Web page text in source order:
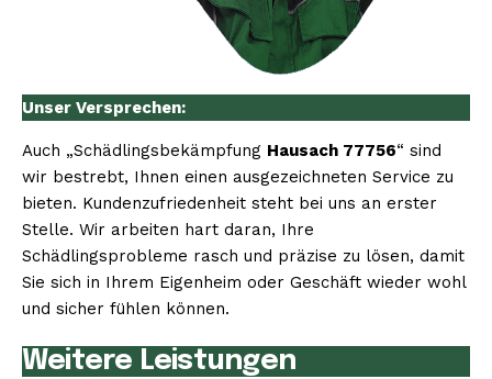
Unser Versprechen:
Auch „Schädlingsbekämpfung Hausach 77756“ sind
wir bestrebt, Ihnen einen ausgezeichneten Service zu
bieten. Kundenzufriedenheit steht bei uns an erster
Stelle. Wir arbeiten hart daran, Ihre
Schädlingsprobleme rasch und präzise zu lösen, damit
Sie sich in Ihrem Eigenheim oder Geschäft wieder wohl
und sicher fühlen können.
Weitere Leistungen